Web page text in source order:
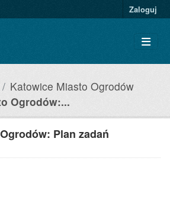
Zaloguj
Katowice Miasto Ogrodów
Ogrodów:...
Plan zadań